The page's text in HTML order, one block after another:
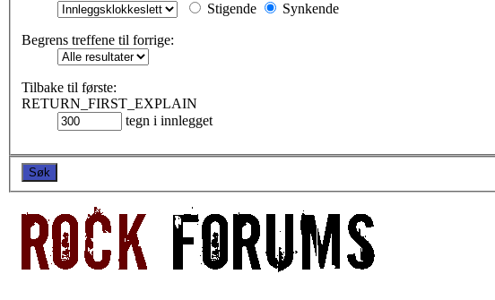
Stigende
Synkende
Begrens treffene til forrige:
Tilbake til første:
RETURN_FIRST_EXPLAIN
tegn i innlegget